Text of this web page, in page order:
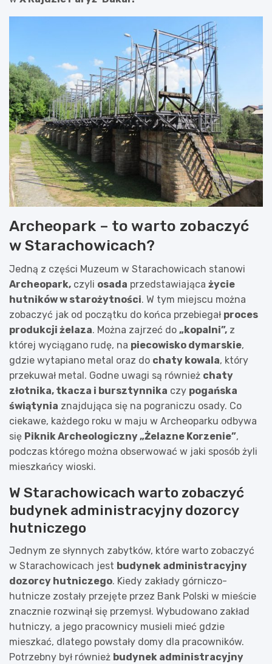
Archeopark – to warto zobaczyć
w Starachowicach?
Jedną z części Muzeum w Starachowicach stanowi
Archeopark, czyli osada przedstawiająca życie
hutników w starożytności. W tym miejscu można
zobaczyć jak od początku do końca przebiegał proces
produkcji żelaza. Można zajrzeć do „kopalni”, z
której wyciągano rudę, na piecowisko dymarskie,
gdzie wytapiano metal oraz do chaty kowala, który
przekuwał metal. Godne uwagi są również chaty
złotnika, tkacza i bursztynnika czy pogańska
świątynia znajdująca się na pograniczu osady. Co
ciekawe, każdego roku w maju w Archeoparku odbywa
się Piknik Archeologiczny „Żelazne Korzenie”,
podczas którego można obserwować w jaki sposób żyli
mieszkańcy wioski.
W Starachowicach warto zobaczyć
budynek administracyjny dozorcy
hutniczego
Jednym ze słynnych zabytków, które warto zobaczyć
w Starachowicach jest budynek administracyjny
dozorcy hutniczego. Kiedy zakłady górniczo-
hutnicze zostały przejęte przez Bank Polski w mieście
znacznie rozwinął się przemysł. Wybudowano zakład
hutniczy, a jego pracownicy musieli mieć gdzie
mieszkać, dlatego powstały domy dla pracowników.
Potrzebny był również budynek administracyjny